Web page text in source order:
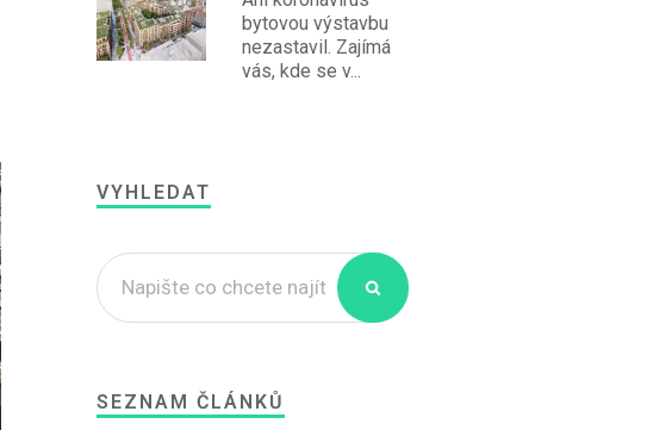
bytovou výstavbu
nezastavil. Zajímá
vás, kde se v...
VYHLEDAT
SEZNAM ČLÁNKŮ